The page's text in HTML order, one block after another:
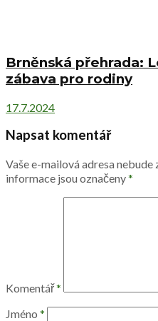
Brněnská přehrada:
zábava pro rodiny
17.7.2024
Napsat komentář
Vaše e-mailová adresa nebude
informace jsou označeny*
Komentář*
Jméno *